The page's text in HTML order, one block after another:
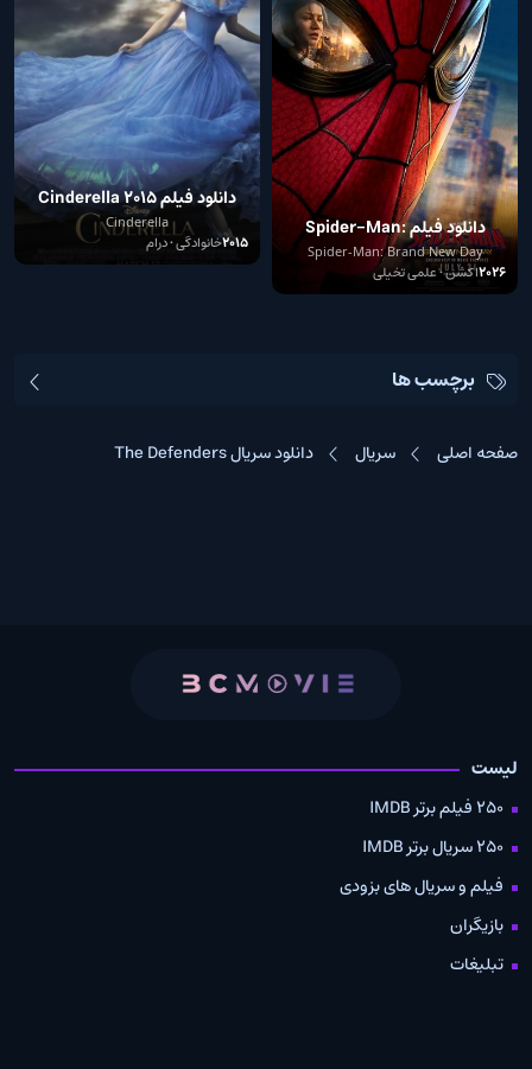
دانلود فیلم Spider-Man:
Brand New Day
Spider-Man: Brand New Day
2026اکشن • علمی تخیلی
دانلود فیلم Cinderella 2015
Cinderella
2015خانوادگی • درام
برچسب ها
صفحه اصلی سریال دانلود سریال The Defenders
لیست
250 فیلم برتر IMDB
250 سریال برتر IMDB
فیلم و سریال های بزودی
بازیگران
تبلیغات